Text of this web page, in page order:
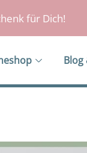
für Dich!
Blog